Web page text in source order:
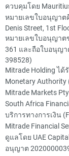
ควบคุมโดย
หมายเลขใบอนุญาต
Denis Street, 1st
หมายเลขใบอนุญาตข
361 และถือใบอนุญา
398528)
Mitrade Holding ไ
Monetary
Mitrade Markets
South Africa
บริการทางการเงิน
Mitrade Financial
ดูแลโดย UAE
อนุญาต